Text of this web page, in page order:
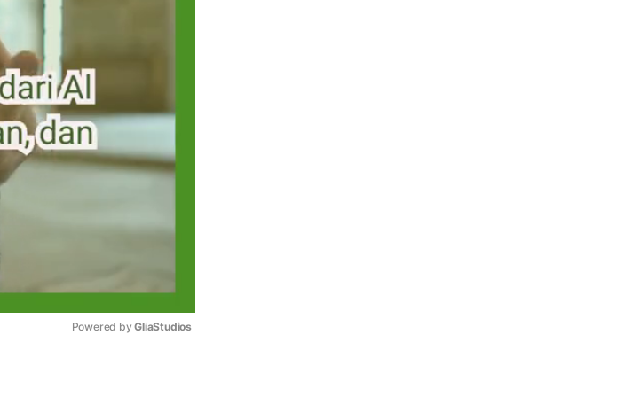
Powered by GliaStudios